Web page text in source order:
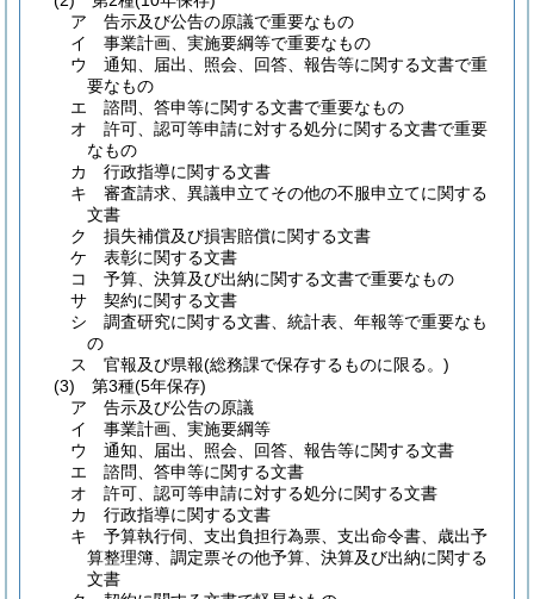
ア
告示及び公告の原議で重要なもの
イ
事業計画、実施要綱等で重要なもの
ウ
通知、届出、照会、回答、報告等に関する文書で重
要なもの
エ
諮問、答申等に関する文書で重要なもの
オ
許可、認可等申請に対する処分に関する文書で重要
なもの
カ
行政指導に関する文書
キ
審査請求、異議申立てその他の不服申立てに関する
文書
ク
損失補償及び損害賠償に関する文書
ケ
表彰に関する文書
コ
予算、決算及び出納に関する文書で重要なもの
サ
契約に関する文書
シ
調査研究に関する文書、統計表、年報等で重要なも
の
ス
官報及び県報(総務課で保存するものに限る。)
(3)
第3種(5年保存)
ア
告示及び公告の原議
イ
事業計画、実施要綱等
ウ
通知、届出、照会、回答、報告等に関する文書
エ
諮問、答申等に関する文書
オ
許可、認可等申請に対する処分に関する文書
カ
行政指導に関する文書
キ
予算執行伺、支出負担行為票、支出命令書、歳出予
算整理簿、調定票その他予算、決算及び出納に関する
文書